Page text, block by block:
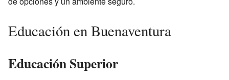
Educación en Buenaventura
Educación Superior